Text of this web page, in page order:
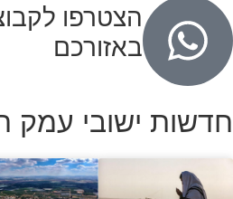
הצטרפו
באזורכם
חדשות ישובי עמק